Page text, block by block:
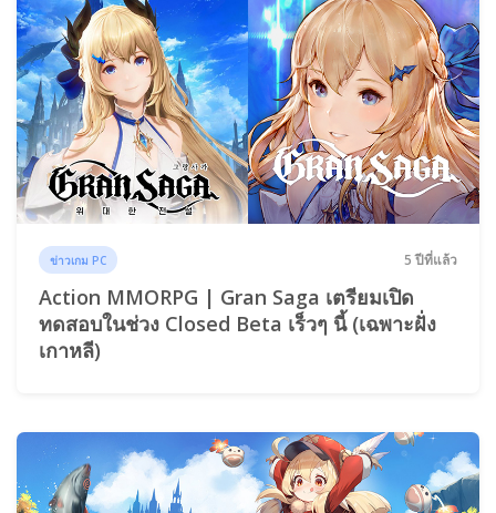
ข่าวเกม PC 5 ปีที่แล้ว
Action MMORPG | Gran Saga เตรียมเปิด
ทดสอบในช่วง Closed Beta เร็วๆ นี้ (เฉพาะฝั่ง
เกาหลี)